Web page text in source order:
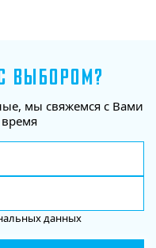
ВЫБОРОМ?
мы свяжемся с Вами
данных